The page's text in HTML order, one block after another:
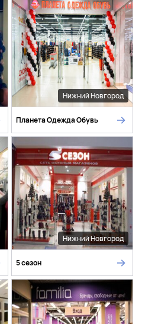
Нижний Новгород
Планета Одежда Обувь
Нижний Новгород
5 сезон